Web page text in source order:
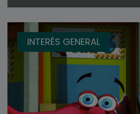
INTERÉS GENERAL